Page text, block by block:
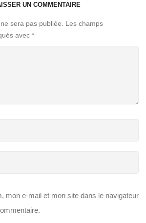
UN COMMENTAIRE
sera pas publiée.
Les champs
avec *
mon e-mail et mon site dans le navigateur